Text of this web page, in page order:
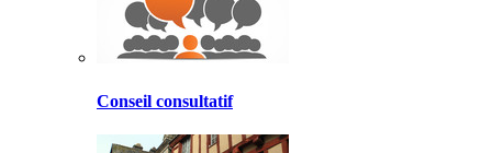
Conseil consultatif